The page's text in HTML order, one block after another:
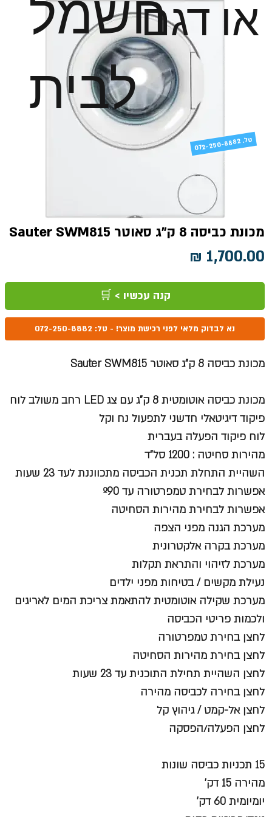
או דגם
לבית
​​​​​​​מכונת כביסה 8 ק"ג סאוטר Sauter SWM815
קנה עכשיו > 🛒
נא לבדוק מלאי לפני רכישת מוצר! - טל: 072-250-8882
מכונת כביסה 8 ק"ג סאוטר Sauter SWM815
מכונת כביסה אוטומטית 8 ק"ג עם צג LED רחב משולב לוח
פיקוד דיגיטאלי חדשני לתפעול נח וקל
לוח פיקוד הפעלהבעברית
מהירות סחיטה : 1200 סל"ד
השהיית התחלת תכנית הכביסה מתכווננת לעד 23 שעות
אפשרות לבחירת טמפרטורה עד º90
אפשרות לבחירת מהירות הסחיטה
מערכת הגנה מפני הצפה
מערכת בקרה אלקטרונית
מערכת לזיהוי והתראת תקלות
נעילת מקשים / בטיחות מפני ילדים
מערכת שקילה אוטומטית להתאמת צריכת המים לאריגים
ולכמות פריטי הכביסה
לחצן בחירת טמפרטורה
לחצן בחירת מהירות הסחיטה
לחצן השהיית תחילת התוכנית עד 23 שעות
לחצן בחירה לכביסה מהירה
לחצן אל-קמט / גיהוץ קל
לחצן הפעלה/הפסקה
15 תכניות כביסה שונות
מהירה 15 דק'
יומיומית 60 דק'
072-250-8882 .טל